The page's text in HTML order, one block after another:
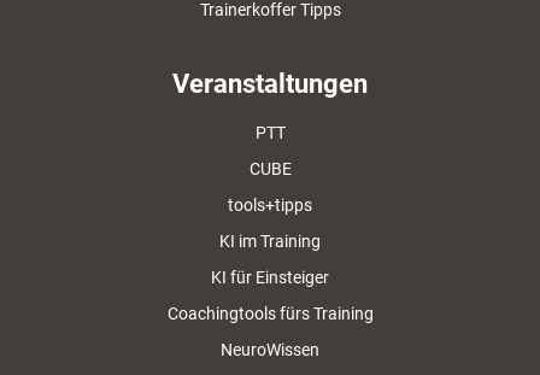
Trainerkoffer Tipps
Veranstaltungen
PTT
CUBE
tools+tipps
KI im Training
KI für Einsteiger
Coachingtools fürs Training
NeuroWissen